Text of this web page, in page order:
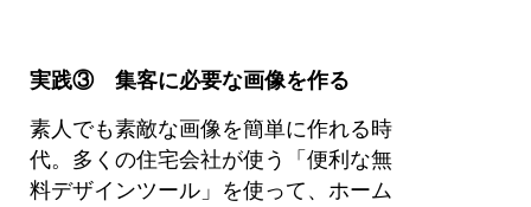
実践③ 集客に必要な画像を作る
素人でも素敵な画像を簡単に作れる時
代。多くの住宅会社が使う「便利な無
料デザインツール」を使って、ホーム